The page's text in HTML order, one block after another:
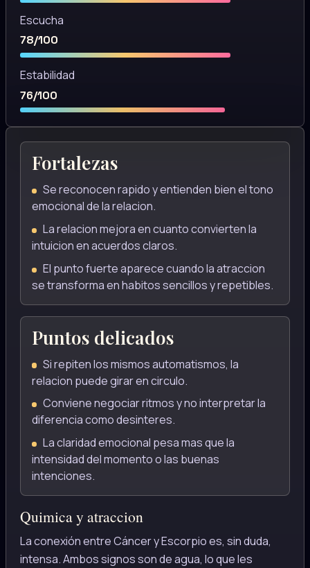
Escucha
78/100
Estabilidad
76/100
Fortalezas
Se reconocen rapido y entienden bien el tono
emocional de la relacion.
La relacion mejora en cuanto convierten la
intuicion en acuerdos claros.
El punto fuerte aparece cuando la atraccion
se transforma en habitos sencillos y repetibles.
Puntos delicados
Si repiten los mismos automatismos, la
relacion puede girar en circulo.
Conviene negociar ritmos y no interpretar la
diferencia como desinteres.
La claridad emocional pesa mas que la
intensidad del momento o las buenas
intenciones.
Quimica y atraccion
La conexión entre Cáncer y Escorpio es, sin duda,
intensa. Ambos signos son de agua, lo que les